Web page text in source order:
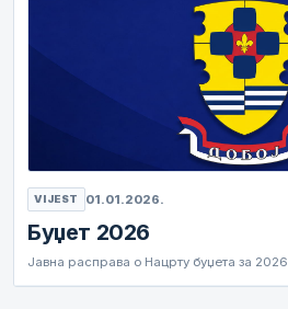
VIJEST 01.01.2026.
Буџет 2026
Јавна расправа о Нацрту буџета за